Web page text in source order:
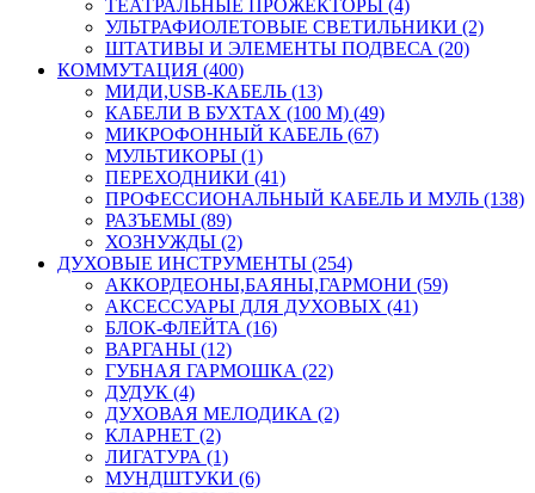
ТЕАТРАЛЬНЫЕ ПРОЖЕКТОРЫ (4)
УЛЬТРАФИОЛЕТОВЫЕ СВЕТИЛЬНИКИ (2)
ШТАТИВЫ И ЭЛЕМЕНТЫ ПОДВЕСА (20)
КОММУТАЦИЯ (400)
МИДИ,USB-КАБЕЛЬ (13)
КАБЕЛИ В БУХТАХ (100 М) (49)
МИКРОФОННЫЙ КАБЕЛЬ (67)
МУЛЬТИКОРЫ (1)
ПЕРЕХОДНИКИ (41)
ПРОФЕССИОНАЛЬНЫЙ КАБЕЛЬ И МУЛЬ (138)
РАЗЪЕМЫ (89)
ХОЗНУЖДЫ (2)
ДУХОВЫЕ ИНСТРУМЕНТЫ (254)
АККОРДЕОНЫ,БАЯНЫ,ГАРМОНИ (59)
АКСЕССУАРЫ ДЛЯ ДУХОВЫХ (41)
БЛОК-ФЛЕЙТА (16)
ВАРГАНЫ (12)
ГУБНАЯ ГАРМОШКА (22)
ДУДУК (4)
ДУХОВАЯ МЕЛОДИКА (2)
КЛАРНЕТ (2)
ЛИГАТУРА (1)
МУНДШТУКИ (6)